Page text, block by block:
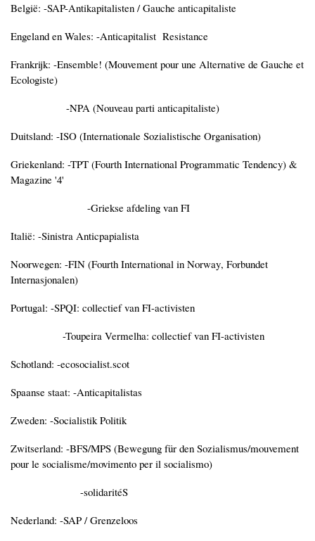
België: -SAP-Antikapitalisten / Gauche anticapitaliste
Engeland en Wales: -Anticapitalist Resistance
Frankrijk: -Ensemble! (Mouvement pour une Alternative de Gauche et
Ecologiste)
-NPA (Nouveau parti anticapitaliste)
Duitsland: -ISO (Internationale Sozialistische Organisation)
Griekenland: -TPT (Fourth International Programmatic Tendency) &
Magazine '4'
-Griekse afdeling van FI
Italië: -Sinistra Anticpapialista
Noorwegen: -FIN (Fourth International in Norway, Forbundet
Internasjonalen)
Portugal: -SPQI: collectief van FI-activisten
-Toupeira Vermelha: collectief van FI-activisten
Schotland: -ecosocialist.scot
Spaanse staat: -Anticapitalistas
Zweden: -Socialistik Politik
Zwitserland: -BFS/MPS (Bewegung für den Sozialismus/mouvement
pour le socialisme/movimento per il socialismo)
-solidaritéS
Nederland: -SAP / Grenzeloos